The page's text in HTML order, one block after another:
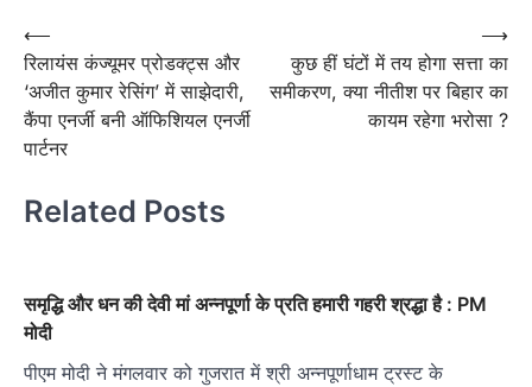
Post
navigation
⟵
रिलायंस कंज्यूमर प्रोडक्ट्स और
‘अजीत कुमार रेसिंग’ में साझेदारी,
कैंपा एनर्जी बनी ऑफिशियल एनर्जी
पार्टनर
कुछ हीं घंटों में तय होगा सत्ता का
समीकरण, क्या नीतीश पर बिहार का
कायम रहेगा भरोसा ?
⟶
Related Posts
समृद्धि और धन की देवी मां अन्नपूर्णा के प्रति हमारी गहरी श्रद्धा है : PM
मोदी
पीएम मोदी ने मंगलवार को गुजरात में श्री अन्नपूर्णाधाम ट्रस्ट के